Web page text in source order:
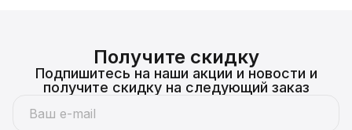
Получите скидку
Подпишитесь на наши акции и новости и
получите скидку на следующий заказ